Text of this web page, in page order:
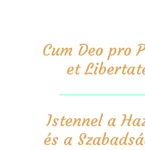
Cum Deo pro
et
Istennel a
és a